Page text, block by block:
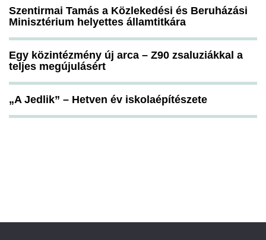
Szentirmai Tamás a Közlekedési és Beruházási
Minisztérium helyettes államtitkára
Egy közintézmény új arca – Z90 zsaluziákkal a
teljes megújulásért
„A Jedlik” – Hetven év iskolaépítészete